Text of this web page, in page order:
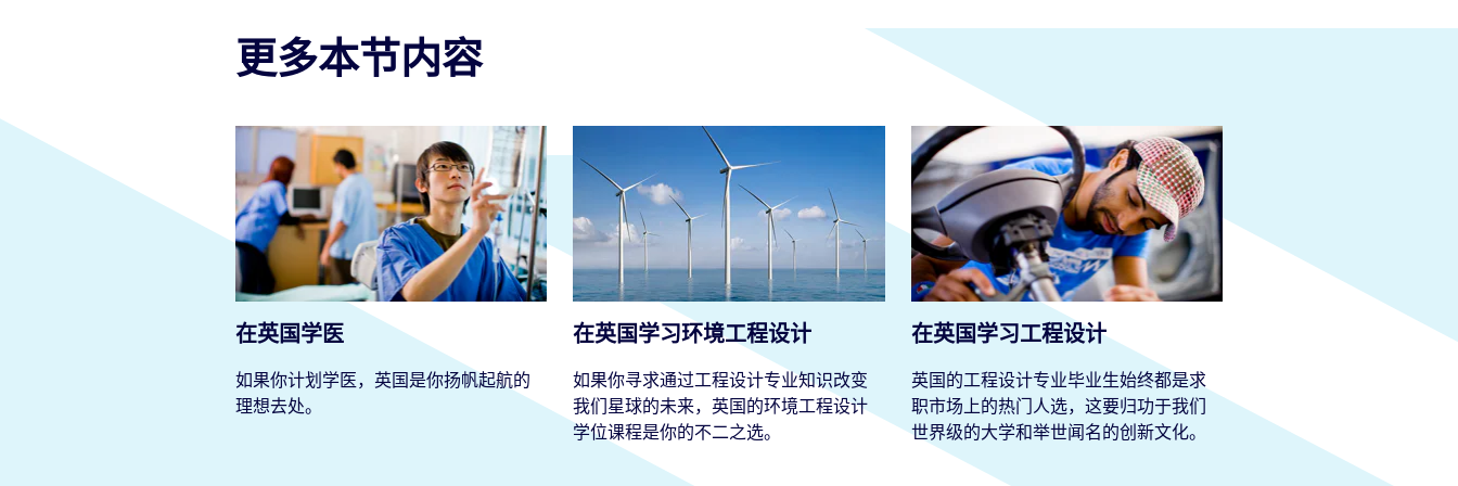
人到航空工程和工程设计不一而足，因为大学与科技专家之间拥有着紧密的合作
关系。如果你想要学习尖端技术，并在整个职业生涯当中助力形成相关技术，你
更多本节内容
在英国学医
如果你计划学医，英国是你扬帆起航的
理想去处。
在英国学习环境工程设计
如果你寻求通过工程设计专业知识改变
我们星球的未来，英国的环境工程设计
学位课程是你的不二之选。
在英国学习工程设计
英国的工程设计专业毕业生始终都是求
职市场上的热门人选，这要归功于我们
世界级的大学和举世闻名的创新文化。